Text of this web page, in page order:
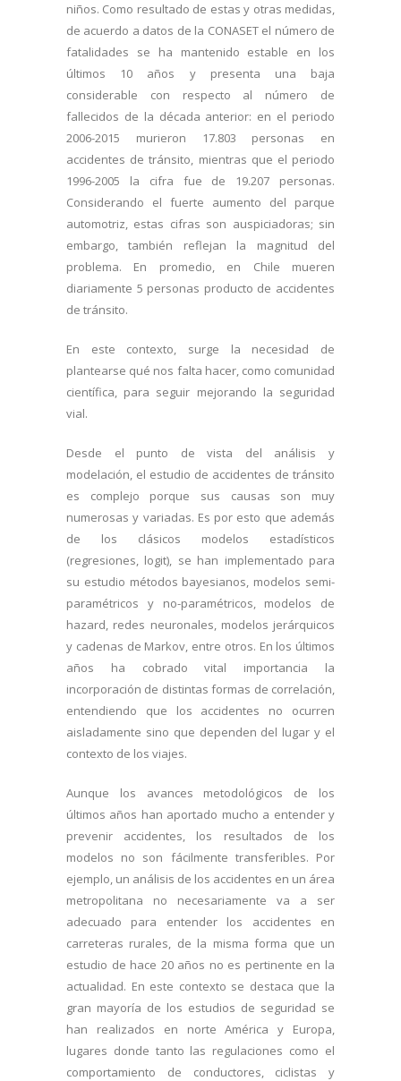
niños. Como resultado de estas y otras medidas,
de acuerdo a datos de la CONASET el número de
fatalidades se ha mantenido estable en los
últimos 10 años y presenta una baja
considerable con respecto al número de
fallecidos de la década anterior: en el periodo
2006-2015 murieron 17.803 personas en
accidentes de tránsito, mientras que el periodo
1996-2005 la cifra fue de 19.207 personas.
Considerando el fuerte aumento del parque
automotriz, estas cifras son auspiciadoras; sin
embargo, también reflejan la magnitud del
problema. En promedio, en Chile mueren
diariamente 5 personas producto de accidentes
de tránsito.
En este contexto, surge la necesidad de
plantearse qué nos falta hacer, como comunidad
científica, para seguir mejorando la seguridad
vial.
Desde el punto de vista del análisis y
modelación, el estudio de accidentes de tránsito
es complejo porque sus causas son muy
numerosas y variadas. Es por esto que además
de los clásicos modelos estadísticos
(regresiones, logit), se han implementado para
su estudio métodos bayesianos, modelos semi-
paramétricos y no-paramétricos, modelos de
hazard, redes neuronales, modelos jerárquicos
y cadenas de Markov, entre otros. En los últimos
años ha cobrado vital importancia la
incorporación de distintas formas de correlación,
entendiendo que los accidentes no ocurren
aisladamente sino que dependen del lugar y el
contexto de los viajes.
Aunque los avances metodológicos de los
últimos años han aportado mucho a entender y
prevenir accidentes, los resultados de los
modelos no son fácilmente transferibles. Por
ejemplo, un análisis de los accidentes en un área
metropolitana no necesariamente va a ser
adecuado para entender los accidentes en
carreteras rurales, de la misma forma que un
estudio de hace 20 años no es pertinente en la
actualidad. En este contexto se destaca que la
gran mayoría de los estudios de seguridad se
han realizados en norte América y Europa,
lugares donde tanto las regulaciones como el
comportamiento de conductores, ciclistas y